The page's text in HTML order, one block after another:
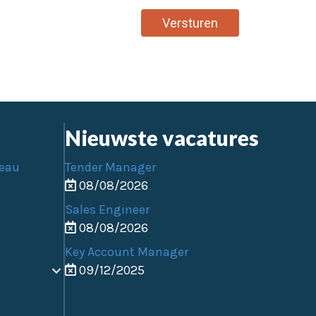
Versturen
Nieuwste vacatures
Tender Manager
08/08/2026
Sales Engineer
08/08/2026
Key Account Manager
09/12/2025